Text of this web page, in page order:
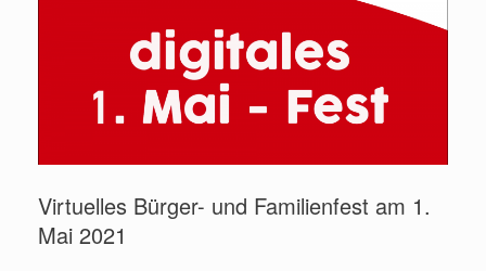
Virtuelles Bürger- und Familienfest am 1.
Mai 2021